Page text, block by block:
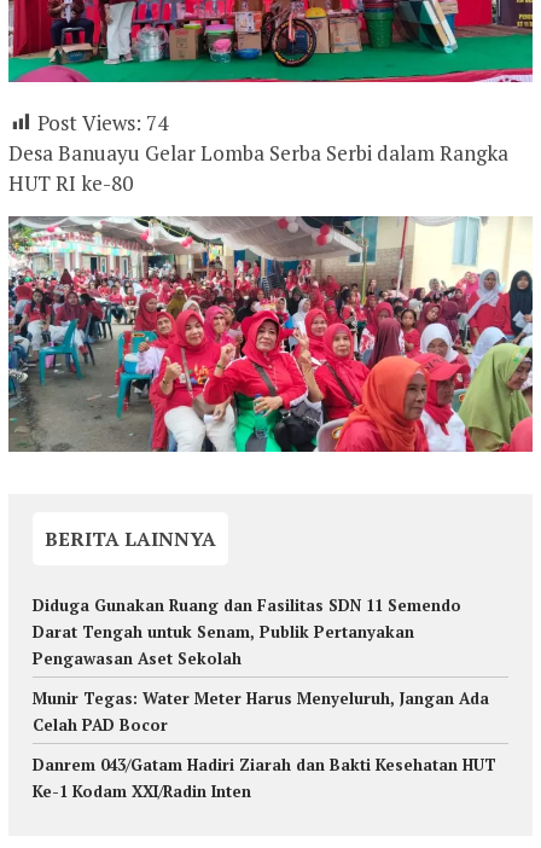
Post Views: 74
Desa Banuayu Gelar Lomba Serba Serbi dalam Rangka
HUT RI ke-80
BERITA LAINNYA
Diduga Gunakan Ruang dan Fasilitas SDN 11 Semendo
Darat Tengah untuk Senam, Publik Pertanyakan
Pengawasan Aset Sekolah
Munir Tegas: Water Meter Harus Menyeluruh, Jangan Ada
Celah PAD Bocor
Danrem 043/Gatam Hadiri Ziarah dan Bakti Kesehatan HUT
Ke-1 Kodam XXI/Radin Inten